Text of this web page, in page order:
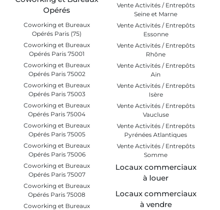
Opérés
Coworking et Bureaux
Opérés Paris (75)
Coworking et Bureaux
Opérés Paris 75001
Coworking et Bureaux
Opérés Paris 75002
Coworking et Bureaux
Opérés Paris 75003
Coworking et Bureaux
Opérés Paris 75004
Coworking et Bureaux
Opérés Paris 75005
Coworking et Bureaux
Opérés Paris 75006
Coworking et Bureaux
Opérés Paris 75007
Coworking et Bureaux
Opérés Paris 75008
Coworking et Bureaux
Vente Activités / Entrepôts
Seine et Marne
Vente Activités / Entrepôts
Essonne
Vente Activités / Entrepôts
Rhône
Vente Activités / Entrepôts
Ain
Vente Activités / Entrepôts
Isère
Vente Activités / Entrepôts
Vaucluse
Vente Activités / Entrepôts
Pyrénées Atlantiques
Vente Activités / Entrepôts
Somme
Locaux commerciaux
à louer
Locaux commerciaux
à vendre